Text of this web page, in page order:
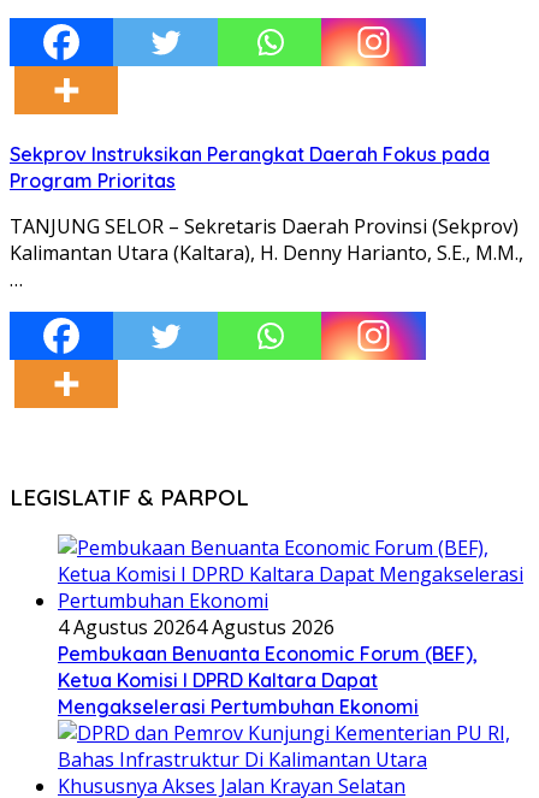
Sekprov Instruksikan Perangkat Daerah Fokus pada
Program Prioritas
TANJUNG SELOR – Sekretaris Daerah Provinsi (Sekprov)
Kalimantan Utara (Kaltara), H. Denny Harianto, S.E., M.M.,
…
LEGISLATIF & PARPOL
4 Agustus 20264 Agustus 2026
Pembukaan Benuanta Economic Forum (BEF),
Ketua Komisi I DPRD Kaltara Dapat
Mengakselerasi Pertumbuhan Ekonomi